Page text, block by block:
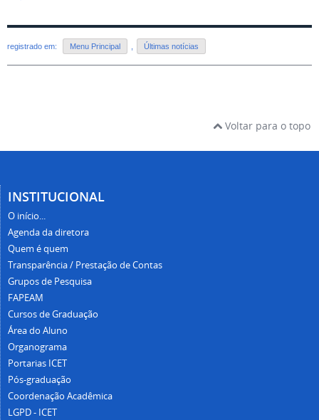
registrado em: Menu Principal Últimas notícias
Voltar para o topo
INSTITUCIONAL
O início...
Agenda da diretora
Quem é quem
Transparência / Prestação de Contas
Grupos de Pesquisa
FAPEAM
Cursos de Graduação
Área do Aluno
Organograma
Portarias ICET
Pós-graduação
Coordenação Acadêmica
LGPD - ICET